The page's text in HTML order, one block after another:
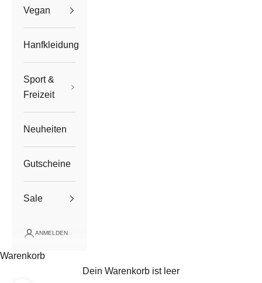
Vegan
Hanfkleidung
Sport &
Freizeit
Neuheiten
Gutscheine
Sale
ANMELDEN
Warenkorb
Dein Warenkorb ist leer